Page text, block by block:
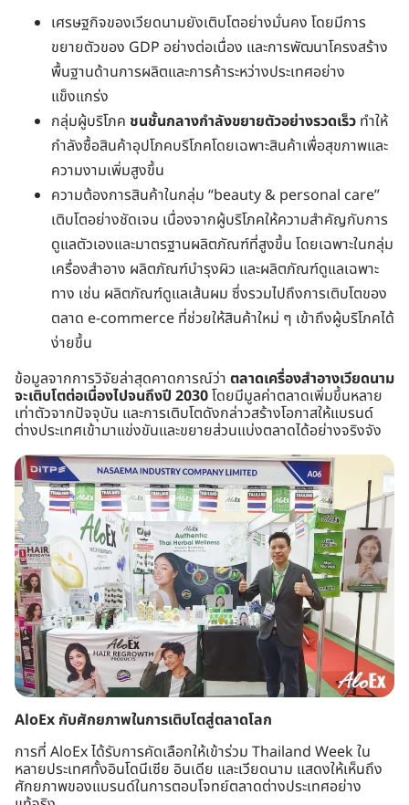
เศรษฐกิจของเวียดนามยังเติบโตอย่างมั่นคง โดยมีการ
ขยายตัวของ GDP อย่างต่อเนื่อง และการพัฒนาโครงสร้าง
พื้นฐานด้านการผลิตและการค้าระหว่างประเทศอย่าง
แข็งแกร่ง
กลุ่มผู้บริโภค ชนชั้นกลางกำลังขยายตัวอย่างรวดเร็ว ทำให้
กำลังซื้อสินค้าอุปโภคบริโภคโดยเฉพาะสินค้าเพื่อสุขภาพและ
ความงามเพิ่มสูงขึ้น
ความต้องการสินค้าในกลุ่ม “beauty & personal care”
เติบโตอย่างชัดเจน เนื่องจากผู้บริโภคให้ความสำคัญกับการ
ดูแลตัวเองและมาตรฐานผลิตภัณฑ์ที่สูงขึ้น โดยเฉพาะในกลุ่ม
เครื่องสำอาง ผลิตภัณฑ์บำรุงผิว และผลิตภัณฑ์ดูแลเฉพาะ
ทาง เช่น ผลิตภัณฑ์ดูแลเส้นผม ซึ่งรวมไปถึงการเติบโตของ
ตลาด e-commerce ที่ช่วยให้สินค้าใหม่ ๆ เข้าถึงผู้บริโภคได้
ง่ายขึ้น
ข้อมูลจากการวิจัยล่าสุดคาดการณ์ว่า ตลาดเครื่องสำอางเวียดนาม
จะเติบโตต่อเนื่องไปจนถึงปี 2030โดยมีมูลค่าตลาดเพิ่มขึ้นหลาย
เท่าตัวจากปัจจุบัน และการเติบโตดังกล่าวสร้างโอกาสให้แบรนด์
ต่างประเทศเข้ามาแข่งขันและขยายส่วนแบ่งตลาดได้อย่างจริงจัง
AloEx กับศักยภาพในการเติบโตสู่ตลาดโลก
การที่ AloEx ได้รับการคัดเลือกให้เข้าร่วม Thailand Week ใน
หลายประเทศทั้งอินโดนีเซีย อินเดีย และเวียดนาม แสดงให้เห็นถึง
ศักยภาพของแบรนด์ในการตอบโจทย์ตลาดต่างประเทศอย่าง